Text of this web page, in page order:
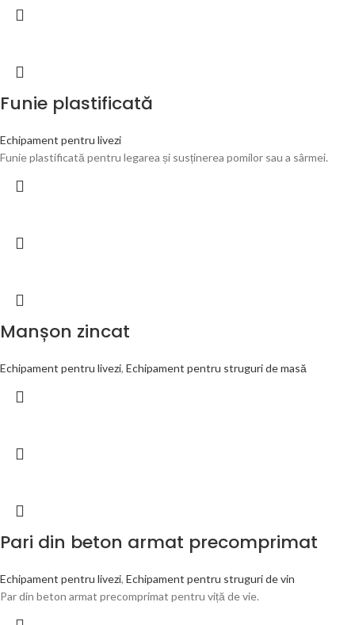
Funie plastificată
Echipament pentru livezi
Funie plastificată pentru legarea și susținerea pomilor sau a sârmei.
Manșon zincat
Echipament pentru livezi, Echipament pentru struguri de masă
Pari din beton armat precomprimat
Echipament pentru livezi, Echipament pentru struguri de vin
Par din beton armat precomprimat pentru viță de vie.